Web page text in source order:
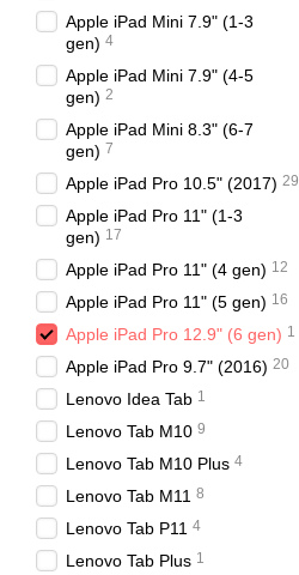
Apple iPad Mini 7.9" (1-3
gen) 4
Apple iPad Mini 7.9" (4-5
gen) 2
Apple iPad Mini 8.3" (6-7
gen) 7
Apple iPad Pro 10.5" (2017) 29
Apple iPad Pro 11" (1-3
gen) 17
Apple iPad Pro 11" (4 gen) 12
Apple iPad Pro 11" (5 gen) 16
Apple iPad Pro 12.9" (6 gen) 1
Apple iPad Pro 9.7" (2016) 20
Lenovo Idea Tab 1
Lenovo Tab M10 9
Lenovo Tab M10 Plus 4
Lenovo Tab M11 8
Lenovo Tab P11 4
Lenovo Tab Plus 1